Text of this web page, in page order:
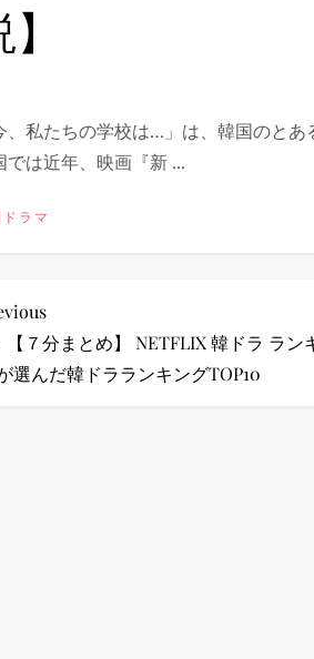
、私たちの学校は…」は、韓国のと
では近年、映画『新 ...
ラマ
【７分まとめ】 NETFLIX 韓ドラ ラン
選んだ韓ドラランキングTOP10
ズニープラス）
国至上の《最凶の悪》が登場する韓国映画。
ニープラス）
ニープラス）